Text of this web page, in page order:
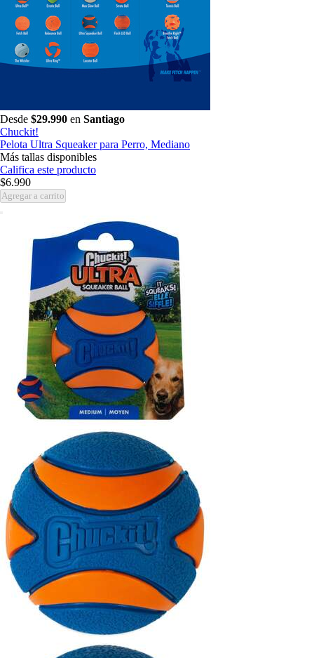
Desde $29.990 en Santiago
Chuckit!
Pelota Ultra Squeaker para Perro, Mediano
Más tallas disponibles
Califica este producto
$6.990
Agregar a carrito